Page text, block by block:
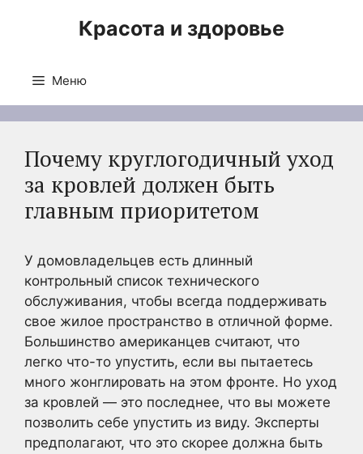
Красота и здоровье
Меню
Почему круглогодичный уход
за кровлей должен быть
главным приоритетом
У домовладельцев есть длинный
контрольный список технического
обслуживания, чтобы всегда поддерживать
свое жилое пространство в отличной форме.
Большинство американцев считают, что
легко что-то упустить, если вы пытаетесь
много жонглировать на этом фронте. Но уход
за кровлей — это последнее, что вы можете
позволить себе упустить из виду. Эксперты
предполагают, что это скорее должна быть